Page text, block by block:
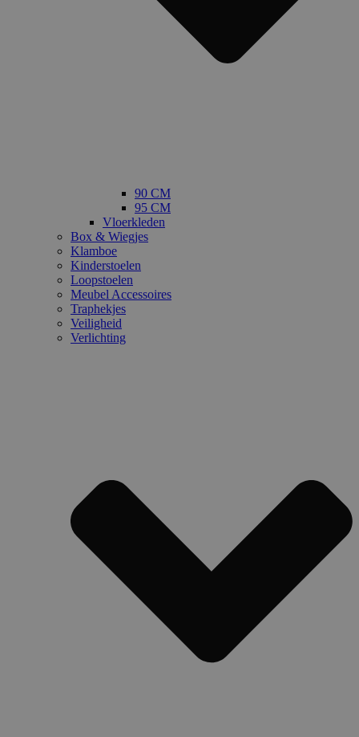
90 CM
95 CM
Vloerkleden
Box & Wiegjes
Klamboe
Kinderstoelen
Loopstoelen
Meubel Accessoires
Traphekjes
Veiligheid
Verlichting